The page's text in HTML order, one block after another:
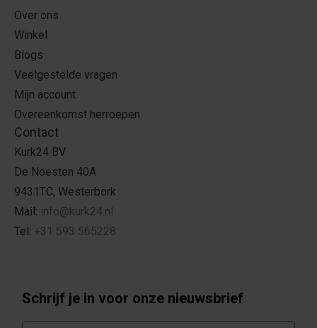
Over ons
Winkel
Blogs
Veelgestelde vragen
Mijn account
Overeenkomst herroepen
Contact
Kurk24 BV
De Noesten 40A
9431TC, Westerbork
Mail: info@kurk24.nl
Tel: +31 593 565228
Schrijf je in voor onze nieuwsbrief